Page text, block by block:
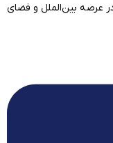
عرصه بین‌الملل و فضای